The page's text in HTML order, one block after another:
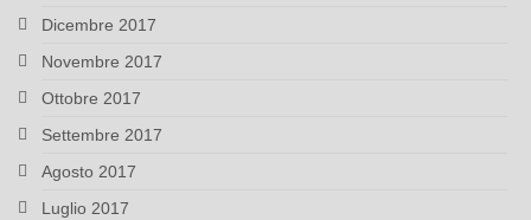
Dicembre 2017
Novembre 2017
Ottobre 2017
Settembre 2017
Agosto 2017
Luglio 2017